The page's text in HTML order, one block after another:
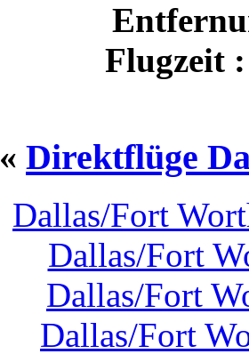
Flugzeit
« Direktflüge
Dallas/Fort
Dallas/Fort
Dallas/Fort
Dallas/Fort